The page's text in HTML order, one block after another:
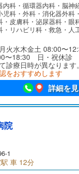
内科・循環器内科・脳神
児科・外科・消化器外科
・皮膚科・泌尿器科・眼
・リハビリ科・救急・人
火水木金土 08:00〜
〜18:30 日・祝休診
診療日時が異なりま
をおすすめします
詳細を
院
1
車 12分